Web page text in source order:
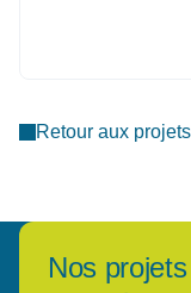
Retour aux projets
Nos